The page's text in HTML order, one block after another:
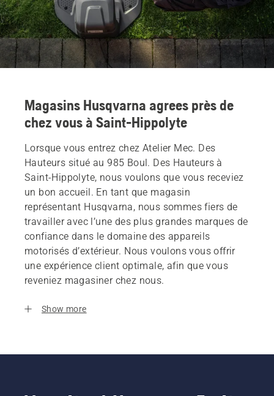
Magasins Husqvarna agrees près de
chez vous à Saint-Hippolyte
Lorsque vous entrez chez Atelier Mec. Des
Hauteurs situé au 985 Boul. Des Hauteurs à
Saint-Hippolyte, nous voulons que vous receviez
un bon accueil. En tant que magasin
représentant Husqvarna, nous sommes fiers de
travailler avec l’une des plus grandes marques de
confiance dans le domaine des appareils
motorisés d’extérieur. Nous voulons vous offrir
une expérience client optimale, afin que vous
reveniez magasiner chez nous.
Show more